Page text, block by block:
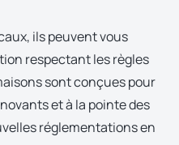
ils peuvent vous
respectant les règles
sont conçues pour
et à la pointe des
réglementations en